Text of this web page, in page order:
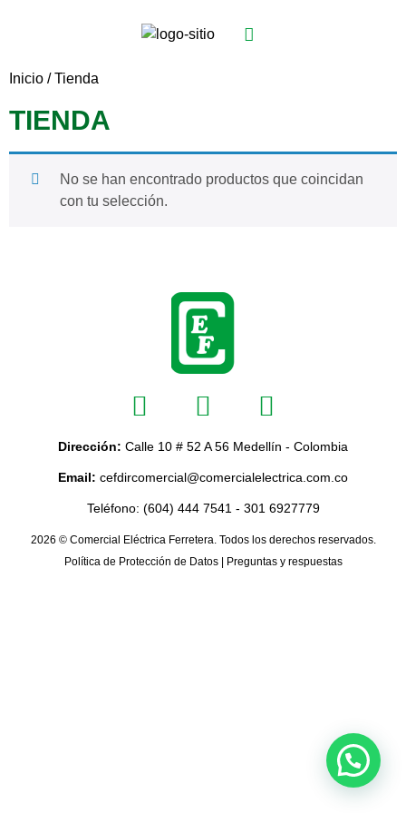
Inicio / Tienda
TIENDA
No se han encontrado productos que coincidan
con tu selección.
Dirección: Calle 10 # 52 A 56 Medellín - Colombia
Email: cefdircomercial@comercialelectrica.com.co
Teléfono: (604) 444 7541 - 301 6927779
2026 © Comercial Eléctrica Ferretera. Todos los derechos reservados.
Política de Protección de Datos| Preguntas y respuestas